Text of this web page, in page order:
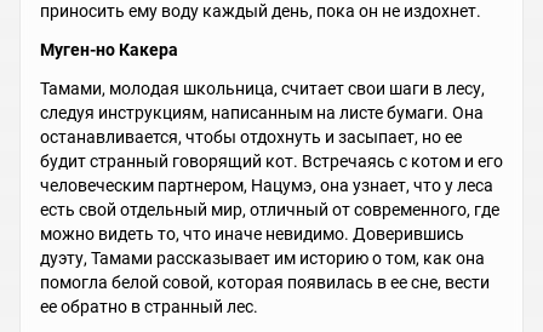
приносить ему воду каждый день, пока он не издохнет.
Муген-но Какера
Тамами, молодая школьница, считает свои шаги в лесу,
следуя инструкциям, написанным на листе бумаги. Она
останавливается, чтобы отдохнуть и засыпает, но ее
будит странный говорящий кот. Встречаясь с котом и его
человеческим партнером, Нацумэ, она узнает, что у леса
есть свой отдельный мир, отличный от современного, где
можно видеть то, что иначе невидимо. Доверившись
дуэту, Тамами рассказывает им историю о том, как она
помогла белой совой, которая появилась в ее сне, вести
ее обратно в странный лес.